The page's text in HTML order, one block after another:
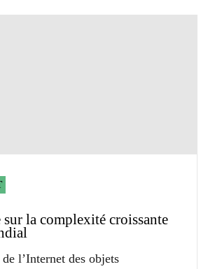
la complexité croissante
l’Internet des objets